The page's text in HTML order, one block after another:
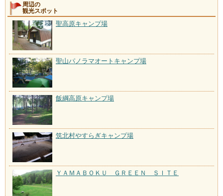
周辺の
観光スポット
聖高原キャンプ場
聖山パノラマオートキャンプ場
飯綱高原キャンプ場
筑北村やすらぎキャンプ場
ＹＡＭＡＢＯＫＵ ＧＲＥＥＮ ＳＩＴＥ